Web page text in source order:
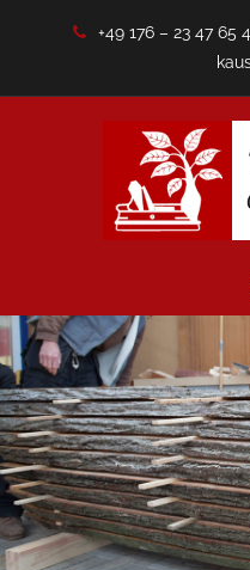
+49 176 – 23 47 65